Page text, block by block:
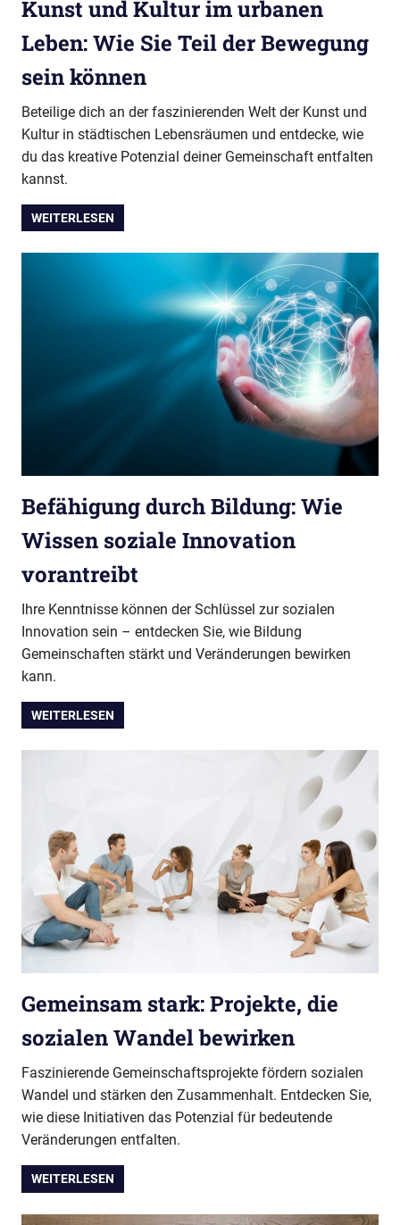
Kunst und Kultur im urbanen
Leben: Wie Sie Teil der Bewegung
sein können
Beteilige dich an der faszinierenden Welt der Kunst und
Kultur in städtischen Lebensräumen und entdecke, wie
du das kreative Potenzial deiner Gemeinschaft entfalten
kannst.
WEITERLESEN
Befähigung durch Bildung: Wie
Wissen soziale Innovation
vorantreibt
Ihre Kenntnisse können der Schlüssel zur sozialen
Innovation sein – entdecken Sie, wie Bildung
Gemeinschaften stärkt und Veränderungen bewirken
kann.
WEITERLESEN
Gemeinsam stark: Projekte, die
sozialen Wandel bewirken
Faszinierende Gemeinschaftsprojekte fördern sozialen
Wandel und stärken den Zusammenhalt. Entdecken Sie,
wie diese Initiativen das Potenzial für bedeutende
Veränderungen entfalten.
WEITERLESEN